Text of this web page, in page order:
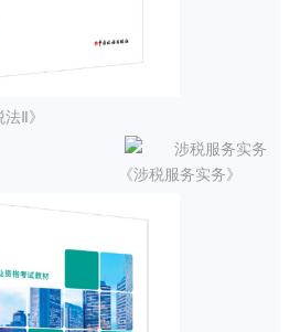
法Ⅱ》
《涉税服务实务》